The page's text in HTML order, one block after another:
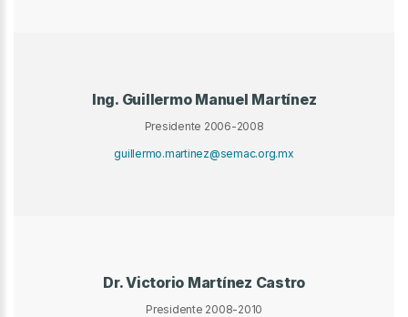
Ing. Guillermo Manuel Martínez
Presidente 2006-2008
guillermo.martinez@semac.org.mx
Dr. Victorio Martínez Castro
Presidente 2008-2010